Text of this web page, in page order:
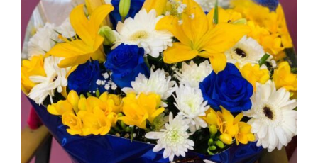
AÑADIR AL CARRITO
/
DETALLES